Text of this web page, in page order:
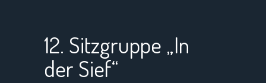
12. Sitzgruppe „In
der Sief“